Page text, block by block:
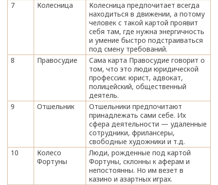
7
Колесница
Колесница предпочитает всегда
находиться в движении, а потому
человек с такой картой проявит
себя там, где нужна энергичность
и умение быстро подстраиваться
под смену требований.
8
Правосудие
Сама карта Правосудие говорит о
том, что это люди юридической
профессии: юрист, адвокат,
полицейский, общественный
деятель.
9
Отшельник
Отшельники предпочитают
принадлежать сами себе. Их
сфера деятельности — удаленные
сотрудники, фрилансеры,
свободные художники и т.д.
10
Колесо
Фортуны
Люди, рожденные под картой
Фортуны, склонны к аферам и
непостоянны. Но им везет в
казино и азартных играх.